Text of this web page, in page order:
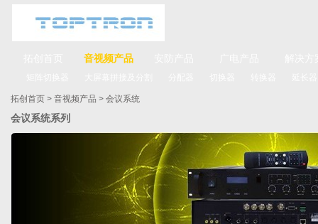
音视频产品
拓创首页 > 音视频产品 > 会议系统
会议系统系列